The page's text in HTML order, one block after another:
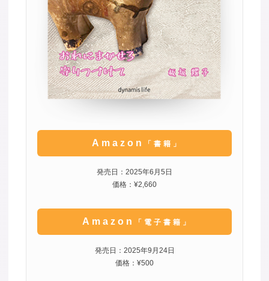
Amazon 「書籍」
発売日：2025年6月5日
価格：¥2,660
Amazon 「電子書籍」
発売日：2025年9月24日
価格：¥500